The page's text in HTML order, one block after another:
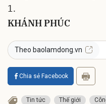
1.
KHÁNH PHÚC
Theo baolamdong.vn
Chia sẻ Facebook
Tin tức Thế giới